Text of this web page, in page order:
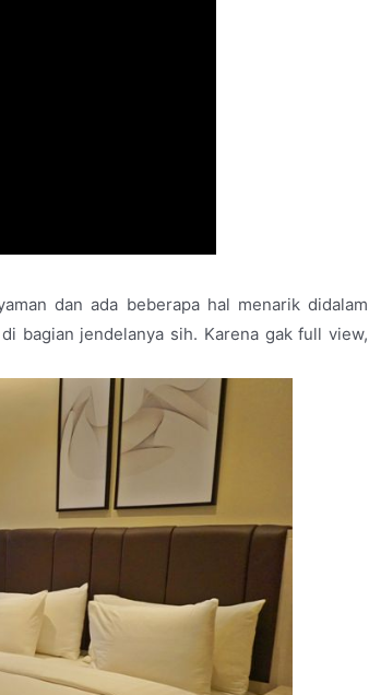
dan ada beberapa hal menarik didalam
bagian jendelanya sih. Karena gak full view,